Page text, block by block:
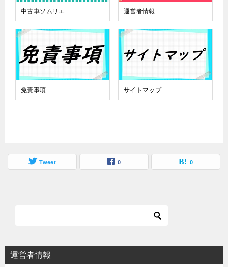
中古車ソムリエ 運営者情報
免責事項 サイトマップ
Tweet 0 0
運営者情報